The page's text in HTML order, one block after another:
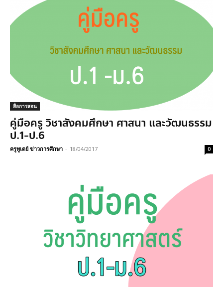
สื่อการสอน
คู่มือครู วิชาสังคมศึกษา ศาสนา และวัฒนธรรม
ป.1-ป.6
ครูทูเดย์ ข่าวการศึกษา - 18/04/2017 0